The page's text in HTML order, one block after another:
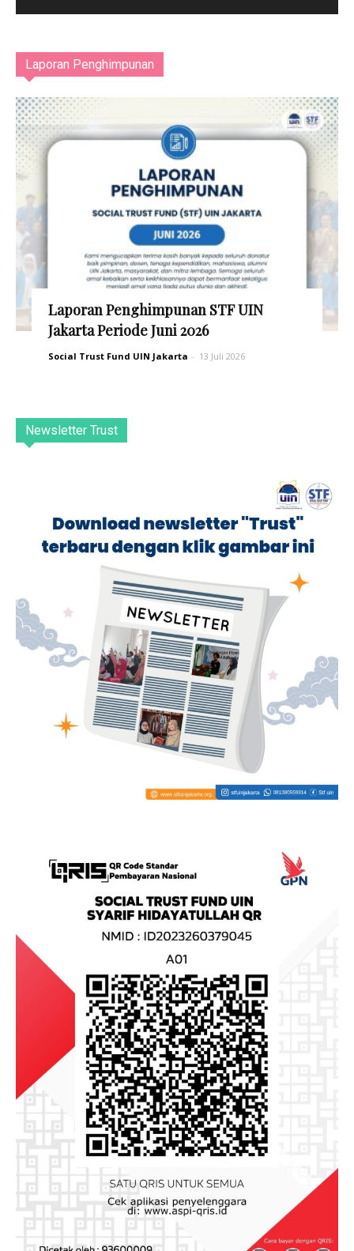
Laporan Penghimpunan
Laporan Penghimpunan STF UIN
Jakarta Periode Juni 2026
Social Trust Fund UIN Jakarta - 13 Juli 2026
Newsletter Trust